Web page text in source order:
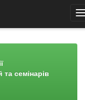
семінарів